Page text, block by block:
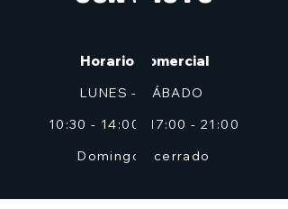
Horario Comercial
LUNES - SÁBADO
10:30 - 14:00, 17:00 - 21:00
Domingos cerrado